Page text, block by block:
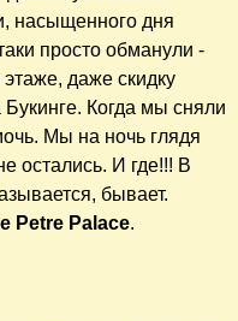
насыщенного дня
просто обманули -
даже скидку
Когда мы сняли
Мы на ночь глядя
остались. И где!!! В
бывает.
Petre Palace.